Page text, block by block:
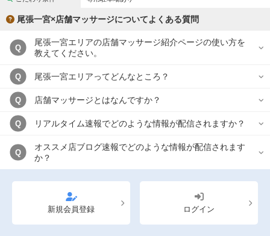
尾張一宮×店舗マッサージについてよくある質問
Q
尾張一宮エリアの店舗マッサージ紹介ページの使い方を
教えてください。
Q 尾張一宮エリアってどんなところ？
Q 店舗マッサージとはなんですか？
Q リアルタイム速報でどのような情報が配信されますか？
Q
オススメ店ブログ速報でどのような情報が配信されます
か？
新規会員登録 ログイン